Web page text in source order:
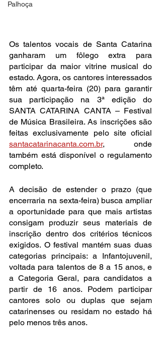
Palhoça
Os talentos vocais de Santa Catarina
ganharam um fôlego extra para
participar da maior vitrine musical do
estado. Agora, os cantores interessados
têm até quarta-feira (20) para garantir
sua participação na 3ª edição do
SANTA CATARINA CANTA – Festival
de Música Brasileira. As inscrições são
santacatarinacanta.com.br, onde
também está disponível o regulamento
completo.
A decisão de estender o prazo (que
encerraria na sexta-feira) busca ampliar
a oportunidade para que mais artistas
consigam produzir seus materiais de
inscrição dentro dos critérios técnicos
exigidos. O festival mantém suas duas
categorias principais: a Infantojuvenil,
voltada para talentos de 8 a 15 anos, e
a Categoria Geral, para candidatos a
partir de 16 anos. Podem participar
cantores solo ou duplas que sejam
catarinenses ou residam no estado há
pelo menos três anos.